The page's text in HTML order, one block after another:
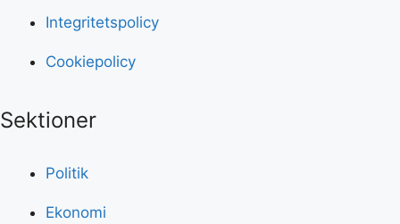
Integritetspolicy
Cookiepolicy
Sektioner
Politik
Ekonomi